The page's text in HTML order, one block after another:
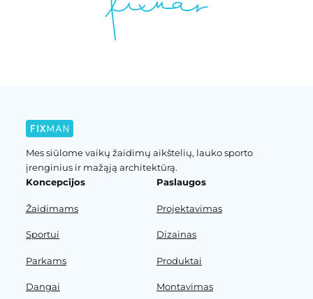
Mes siūlome vaikų žaidimų aikštelių, lauko sporto
įrenginius ir mažąją architektūrą.
Koncepcijos
Žaidimams
Sportui
Parkams
Dangai
Paslaugos
Projektavimas
Dizainas
Produktai
Montavimas